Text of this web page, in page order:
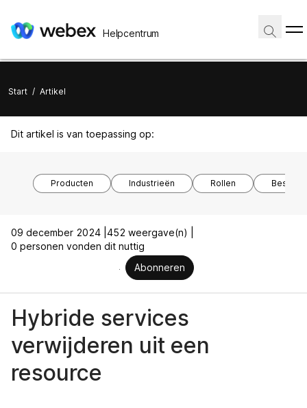
Helpcentrum
Start / Artikel
Dit artikel is van toepassing op:
Producten Industrieën Rollen
09 december 2024 | 452 weergave(n) |
0 personen vonden dit nuttig
Abonneren
Hybride services
verwijderen uit een
resource